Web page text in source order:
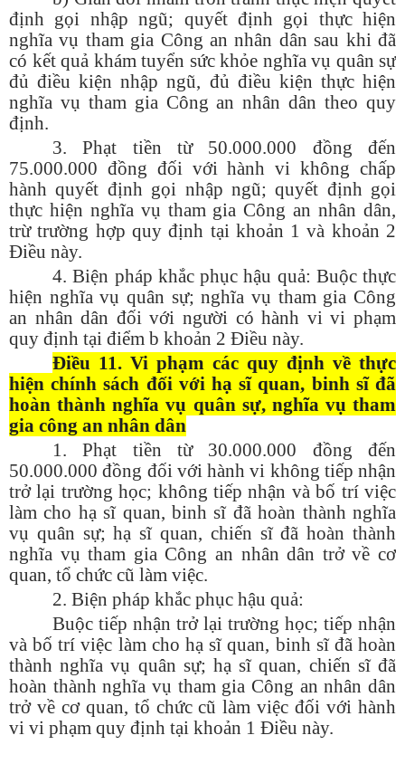
định gọi nhập ngũ; quyết định gọi thực hiện
nghĩa vụ tham gia Công an nhân dân sau khi đã
có kết quả khám tuyển sức khỏe nghĩa vụ quân sự
đủ điều kiện nhập ngũ, đủ điều kiện thực hiện
nghĩa vụ tham gia Công an nhân dân theo quy
định.
3. Phạt tiền từ 50.000.000 đồng đến
75.000.000 đồng đối với hành vi không chấp
hành quyết định gọi nhập ngũ; quyết định gọi
thực hiện nghĩa vụ tham gia Công an nhân dân,
trừ trường hợp quy định tại khoản 1 và khoản 2
Điều này.
4. Biện pháp khắc phục hậu quả: Buộc thực
hiện nghĩa vụ quân sự; nghĩa vụ tham gia Công
an nhân dân đối với người có hành vi vi phạm
quy định tại điểm b khoản 2 Điều này.
Điều 11. Vi phạm các quy định về thực
hiện chính sách đối với hạ sĩ quan, binh sĩ đã
hoàn thành nghĩa vụ quân sự, nghĩa vụ tham
gia công an nhân dân
1. Phạt tiền từ 30.000.000 đồng đến
50.000.000 đồng đối với hành vi không tiếp nhận
trở lại trường học; không tiếp nhận và bố trí việc
làm cho hạ sĩ quan, binh sĩ đã hoàn thành nghĩa
vụ quân sự; hạ sĩ quan, chiến sĩ đã hoàn thành
nghĩa vụ tham gia Công an nhân dân trở về cơ
quan, tổ chức cũ làm việc.
2. Biện pháp khắc phục hậu quả:
Buộc tiếp nhận trở lại trường học; tiếp nhận
và bố trí việc làm cho hạ sĩ quan, binh sĩ đã hoàn
thành nghĩa vụ quân sự; hạ sĩ quan, chiến sĩ đã
hoàn thành nghĩa vụ tham gia Công an nhân dân
trở về cơ quan, tổ chức cũ làm việc đối với hành
vi vi phạm quy định tại khoản 1 Điều này.